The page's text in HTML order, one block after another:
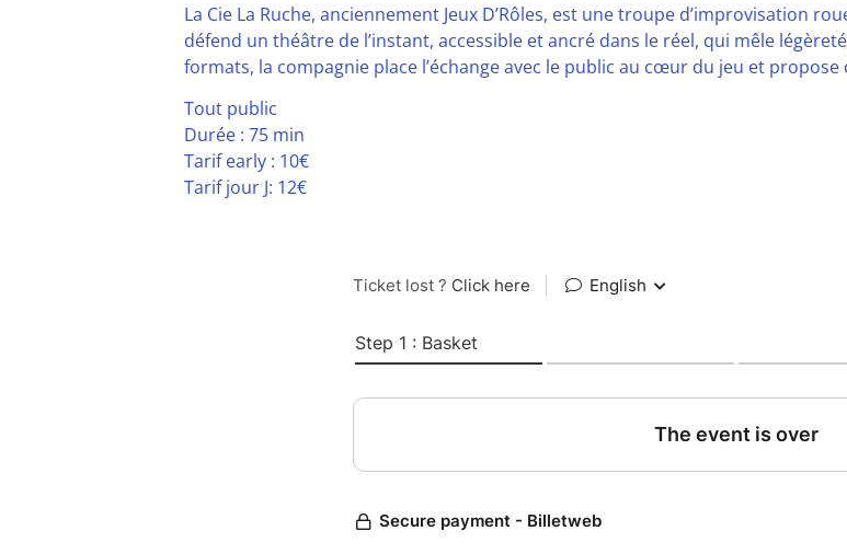
La Cie La Ruche, anciennement Jeux D’Rôles, est une troupe d’improvisation
défend un théâtre de l’instant, accessible et ancré dans le réel, qui mêle
formats, la compagnie place l’échange avec le public au cœur du jeu et
Tout public
Durée : 75 min
Tarif early : 10€
Tarif jour J: 12€